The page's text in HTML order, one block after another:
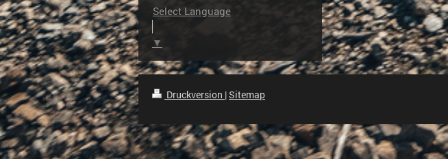
Select Language
▼
Druckversion |Sitemap